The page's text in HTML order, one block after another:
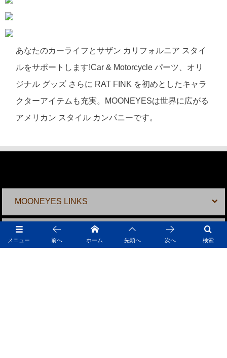
あなたのカーライフとサザン カリフォルニア スタイ
ルをサポートします!Car & Motorcycle パーツ、オリ
ジナル グッズ さらに RAT FINK を初めとしたキャラ
クターアイテムも充実。MOONEYESは世界に広がる
アメリカン スタイル カンパニーです。
MOONEYES LINKS
MOONTERNET
メニュー 検索
前へ ホーム 先頭へ 次へ